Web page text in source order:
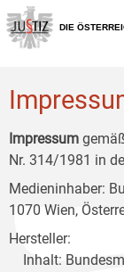
Zur
Hauptnavigation
[1]
Zum
Inhalt
[2]
Zum
Untermenü
[3]
DIE
Impressum
Nr. 314/1981 in
Medieninhaber:
1070 Wien,
Hersteller:
Inhalt: